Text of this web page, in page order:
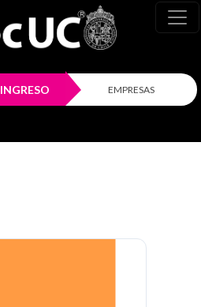
INGRESO EMPRESAS